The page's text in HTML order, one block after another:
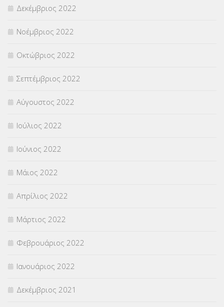
Δεκέμβριος 2022
Νοέμβριος 2022
Οκτώβριος 2022
Σεπτέμβριος 2022
Αύγουστος 2022
Ιούλιος 2022
Ιούνιος 2022
Μάιος 2022
Απρίλιος 2022
Μάρτιος 2022
Φεβρουάριος 2022
Ιανουάριος 2022
Δεκέμβριος 2021